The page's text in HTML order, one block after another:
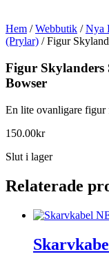
Hem /Webbutik /Nya
(Prylar) / Figur
Figur Skylanders
Bowser
En lite ovanligare figur
150.00kr
Slut i lager
Relaterade